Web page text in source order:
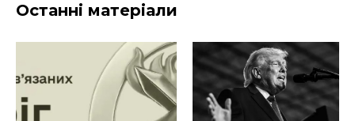
Останні матеріали